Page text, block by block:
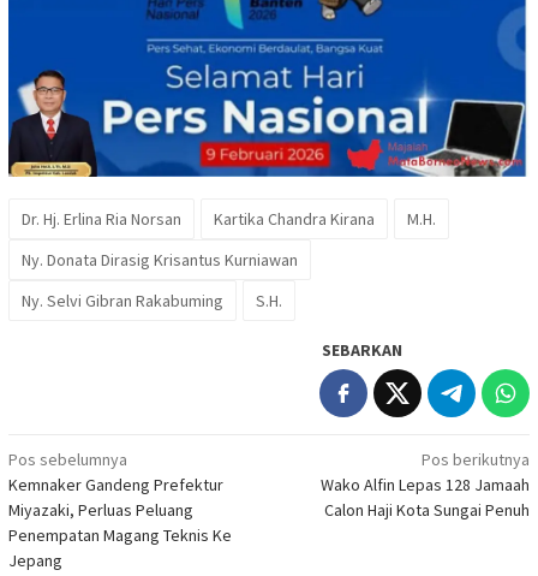
Dr. Hj. Erlina Ria Norsan Kartika Chandra Kirana
M.H.
Ny. Donata Dirasig Krisantus Kurniawan
Ny. Selvi Gibran Rakabuming
S.H.
SEBARKAN
Navigasi
pos
Pos sebelumnya
Kemnaker Gandeng Prefektur
Miyazaki, Perluas Peluang
Penempatan Magang Teknis Ke
Jepang
Pos berikutnya
Wako Alfin Lepas 128 Jamaah
Calon Haji Kota Sungai Penuh